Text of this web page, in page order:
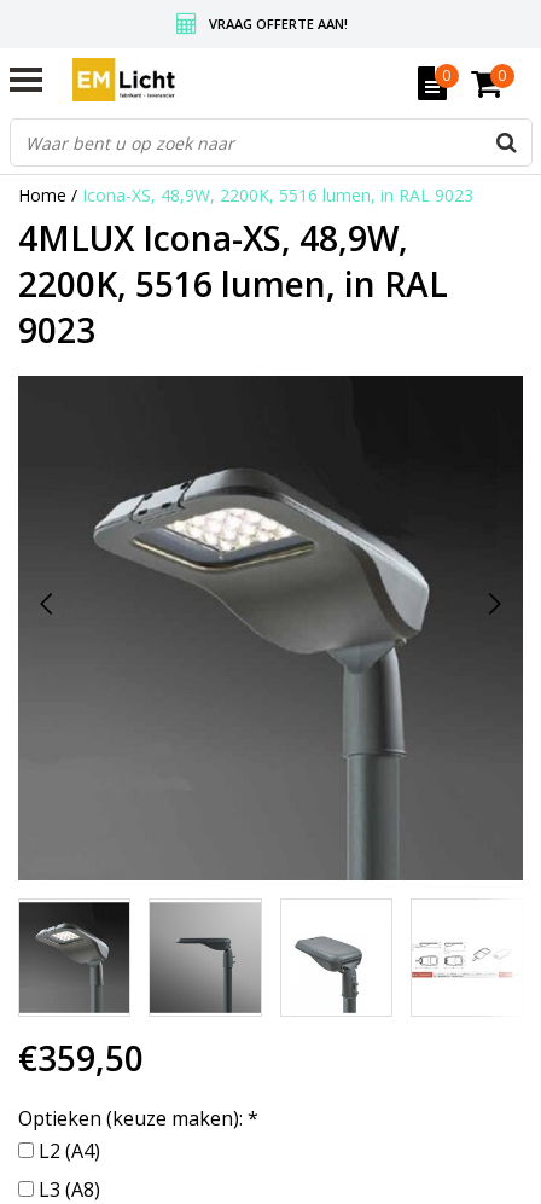
VRAAG OFFERTE AAN!
GRATIS VERZENDING BOVEN DE € 350,-
WEDERVERKOPERS KRIJGEN ALTIJD KORTING, INFORMEER!
0 0
Home / Icona-XS, 48,9W, 2200K, 5516 lumen, in RAL 9023
4MLUX Icona-XS, 48,9W,
2200K, 5516 lumen, in RAL
9023
€359,50
Optieken (keuze maken): *
L2 (A4)
L3 (A8)